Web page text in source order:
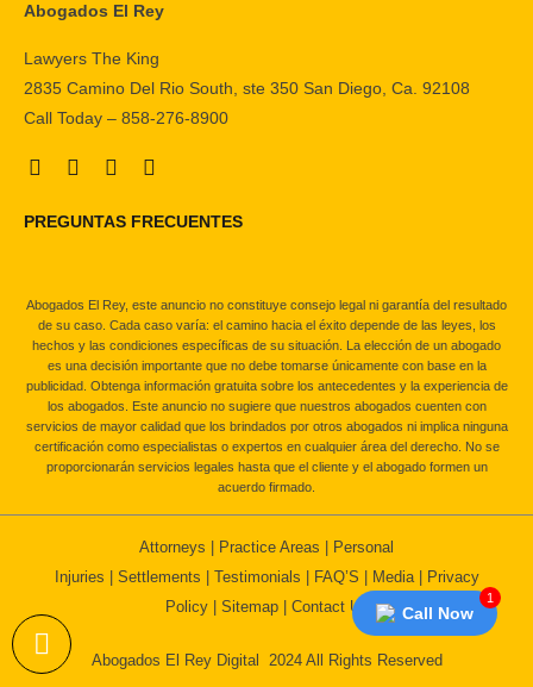
Abogados El Rey
Lawyers The King
2835 Camino Del Rio South, ste 350 San Diego, Ca. 92108
Call Today – 858-276-8900
PREGUNTAS FRECUENTES
Abogados El Rey, este anuncio no constituye consejo legal ni garantía del resultado
de su caso. Cada caso varía: el camino hacia el éxito depende de las leyes, los
hechos y las condiciones específicas de su situación. La elección de un abogado
es una decisión importante que no debe tomarse únicamente con base en la
publicidad. Obtenga información gratuita sobre los antecedentes y la experiencia de
los abogados. Este anuncio no sugiere que nuestros abogados cuenten con
servicios de mayor calidad que los brindados por otros abogados ni implica ninguna
certificación como especialistas o expertos en cualquier área del derecho. No se
proporcionarán servicios legales hasta que el cliente y el abogado formen un
acuerdo firmado.
Attorneys Practice Areas
Personal
Injuries
Settlements Testimonials FAQ’S Media|
Privacy
Policy| Sitemap| Contact Us
Abogados El Rey Digital 2024 All Rights Reserved
Call Now
1